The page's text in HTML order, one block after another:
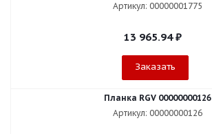
Артикул: 00000001775
13 965.94₽
Заказать
Планка RGV 00000000126
Артикул: 00000000126